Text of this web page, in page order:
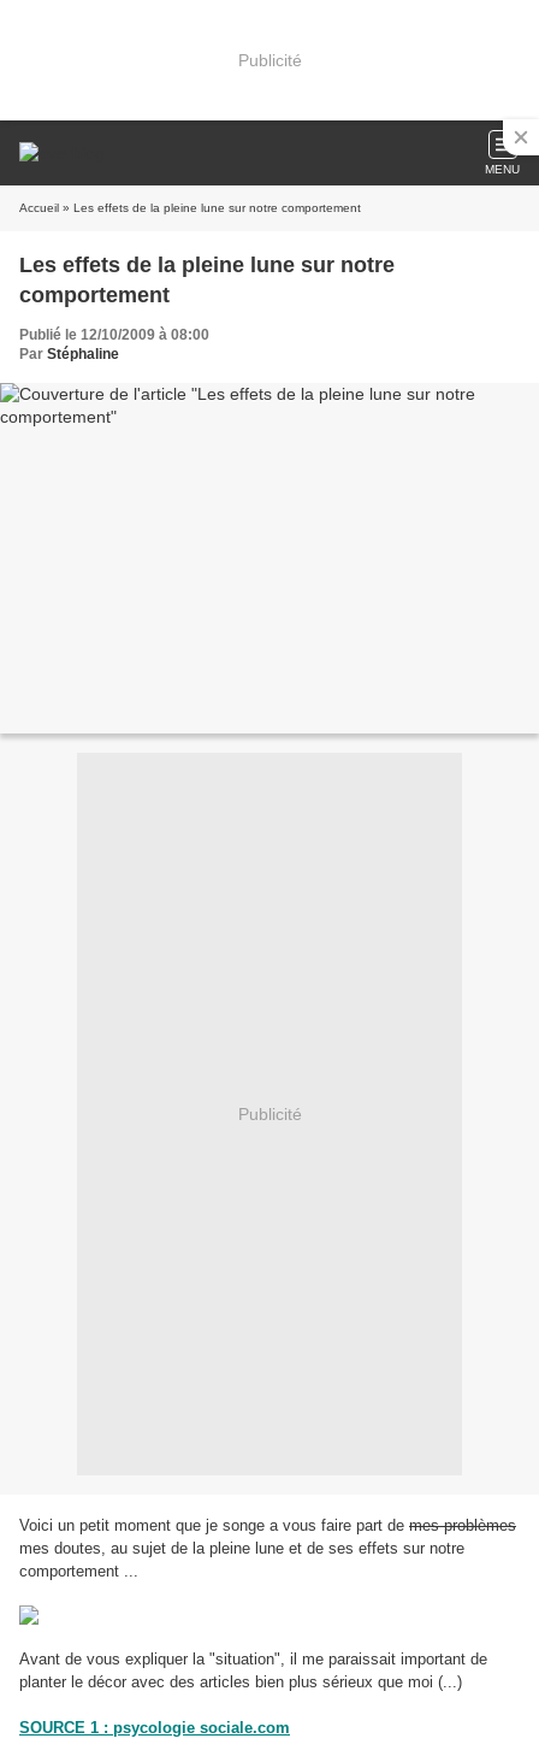
Publicité
MENU
Accueil » Les effets de la pleine lune sur notre comportement
Les effets de la pleine lune sur notre
comportement
Publié le 12/10/2009 à 08:00
Par Stéphaline
Publicité
Voici un petit moment que je songe a vous faire part de mes problèmes
mes doutes, au sujet de la pleine lune et de ses effets sur notre
comportement ...
Avant de vous expliquer la "situation", il me paraissait important de
planter le décor avec des articles bien plus sérieux que moi (...)
SOURCE 1 : psycologie sociale.com